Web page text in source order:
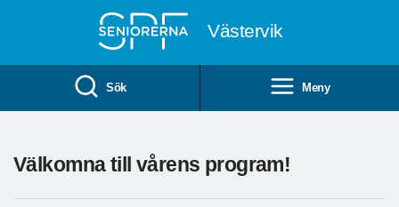
Västervik
Sök Meny
Välkomna till vårens program!